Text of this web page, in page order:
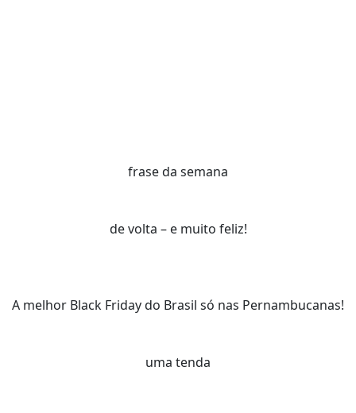
frase da semana
de volta – e muito feliz!
A melhor Black Friday do Brasil só nas Pernambucanas!
uma tenda